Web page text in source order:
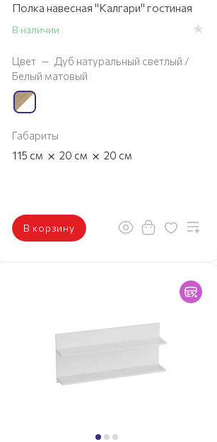
Полка навесная "Калгари" гостиная
В наличии
Цвет — Дуб натуральный светлый /
Белый матовый
Габариты
115 см × 20 см × 20 см
В корзину